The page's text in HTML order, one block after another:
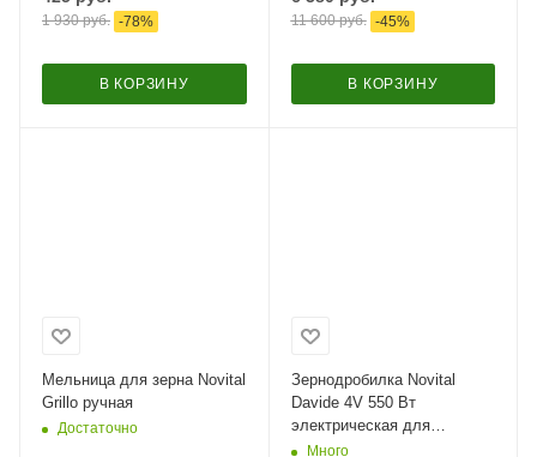
1 930руб. -78%
В КОРЗИНУ
11 600руб. -45%
В КОРЗИНУ
Мельница для зерна Novital
Grillo ручная
Достаточно
Зернодробилка Novital
Davide 4V 550 Вт
электрическая для
измельчения зерна / в
Много